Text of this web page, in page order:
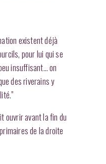
existent déjà
pour lui qui se
insuffisant… on
des riverains y
ouvrir avant la fin du
de la droite